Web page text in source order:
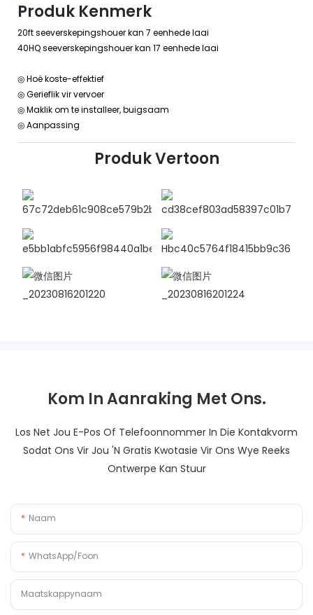
Produk Kenmerk
20ft seeverskepingshouer kan 7 eenhede laai
40HQ seeverskepingshouer kan 17 eenhede laai
◎ Hoë koste-effektief
◎ Gerieflik vir vervoer
◎ Maklik om te installeer, buigsaam
◎ Aanpassing
Produk Vertoon
Kom In Aanraking Met Ons.
Los Net Jou E-Pos Of Telefoonnommer In Die Kontakvorm
Sodat Ons Vir Jou 'n Gratis Kwotasie Vir Ons Wye Reeks
Ontwerpe Kan Stuur
Naam
WhatsApp/foon
Maatskappynaam